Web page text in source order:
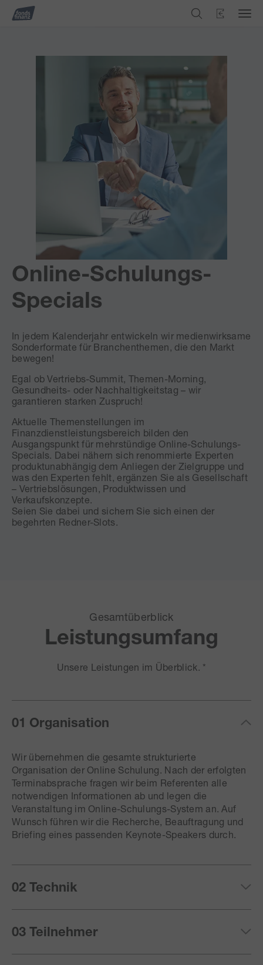
Online-Schulungs-
Specials
In jedem Kalenderjahr entwickeln wir medienwirksame
Sonderformate für Branchenthemen, die den Markt
bewegen!
Egal ob Vertriebs-Summit, Themen-Morning,
Gesundheits- oder Nachhaltigkeitstag – wir
garantieren starken Zuspruch!
Aktuelle Themenstellungen im
Finanzdienstleistungsbereich bilden den
Ausgangspunkt für mehrstündige Online-Schulungs-
Specials. Dabei nähern sich renommierte Experten
produktunabhängig dem Anliegen der Zielgruppe und
was den Experten fehlt, ergänzen Sie als Gesellschaft
– Vertriebslösungen, Produktwissen und
Verkaufskonzepte.
Seien Sie dabei und sichern Sie sich einen der
begehrten Redner-Slots.
Gesamtüberblick
Leistungsumfang
Unsere Leistungen im Überblick. *
01 Organisation
Wir übernehmen die gesamte strukturierte
Organisation der Online Schulung. Nach der erfolgten
Terminabsprache fragen wir beim Referenten alle
notwendigen Informationen ab und legen die
Veranstaltung im Online-Schulungs-System an. Auf
Wunsch führen wir die Recherche, Beauftragung und
Briefing eines passenden Keynote-Speakers durch.
02 Technik
03 Teilnehmer